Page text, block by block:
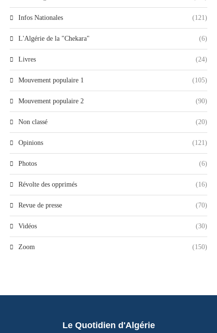
Infos Nationales (121)
L'Algérie de la "Chekara" (6)
Livres (24)
Mouvement populaire 1 (105)
Mouvement populaire 2 (90)
Non classé (20)
Opinions (121)
Photos (6)
Révolte des opprimés (16)
Revue de presse (70)
Vidéos (30)
Zoom (150)
Le Quotidien d'Algérie